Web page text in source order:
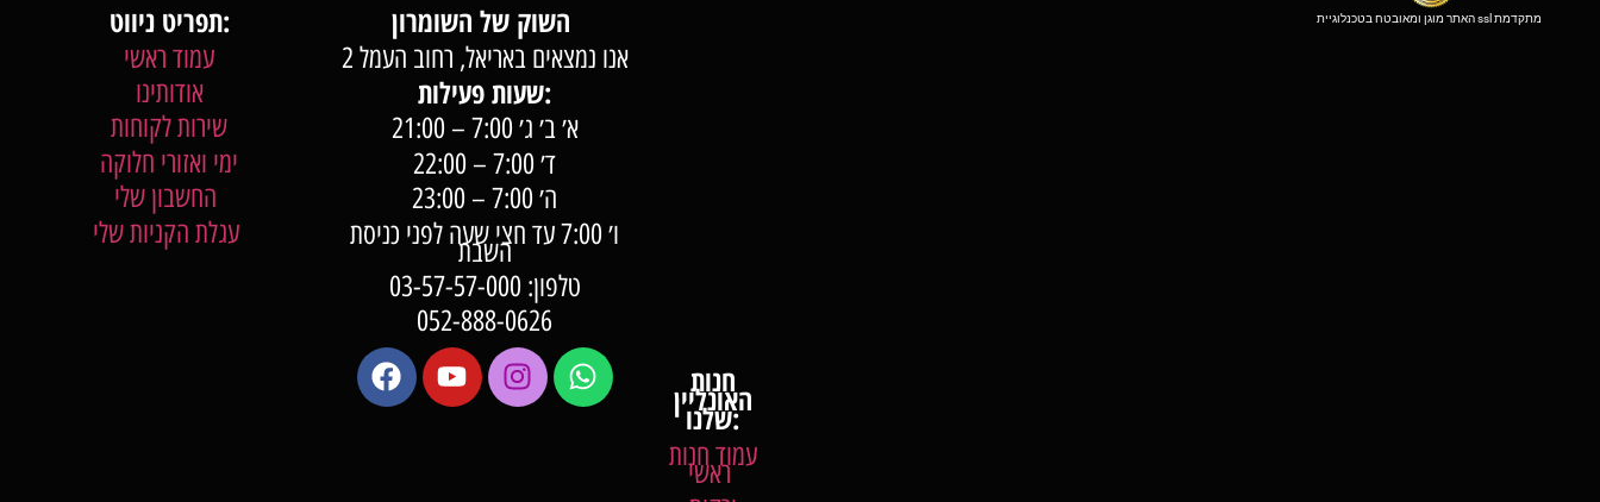
תפריט ניווט:
עמוד ראשי
אודותינו
שירות לקוחות
ימי ואזורי חלוקה
עגלת הקניות שלי
אנו נמצאים באריאל, רחוב העמל 2
שעות פעילות:
א׳ ב׳ ג׳ 7:00 – 21:00
ד׳ 7:00 – 22:00
ה׳ 7:00 – 23:00
ו׳ 7:00 עד חצי שעה לפני כניסת
השבת
טלפון: 03-57-57-000
052-888-0626
חנות
האונליין
שלנו:
עמוד חנות
ראשי